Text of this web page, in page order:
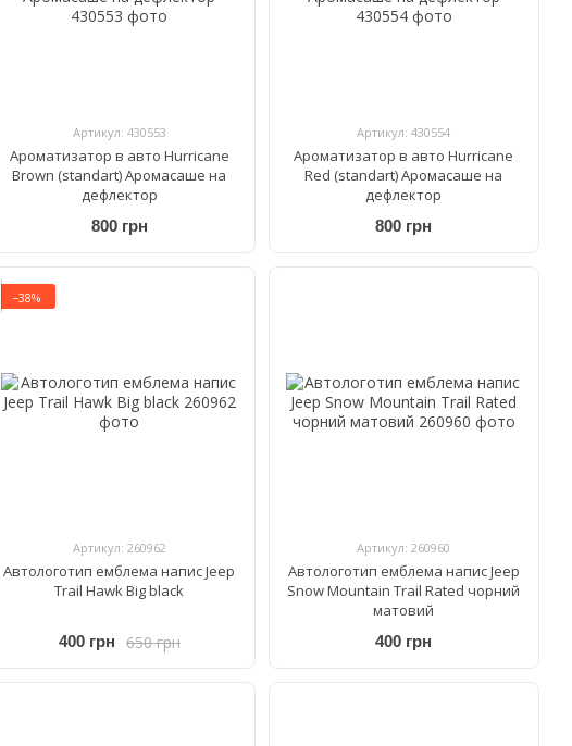
Артикул: 430553
Ароматизатор в авто Hurricane
Brown (standart) Аромасаше на
дефлектор
800 грн
Артикул: 430554
Ароматизатор в авто Hurricane
Red (standart) Аромасаше на
дефлектор
800 грн
−38%
Артикул: 260962
Автологотип емблема напис Jeep
Trail Hawk Big black
650 грн
400 грн
Артикул: 260960
Автологотип емблема напис Jeep
Snow Mountain Trail Rated чорний
матовий
400 грн